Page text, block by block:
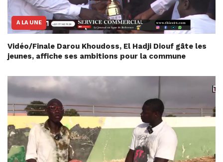
A LA UNE
Vidéo/Finale Darou Khoudoss, El Hadji Diouf gâte les
jeunes, affiche ses ambitions pour la commune